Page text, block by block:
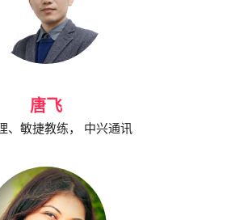
唐飞
、敏捷教练， 中兴通讯